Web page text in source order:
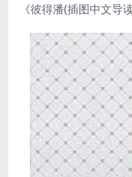
《彼得潘(插图中文导